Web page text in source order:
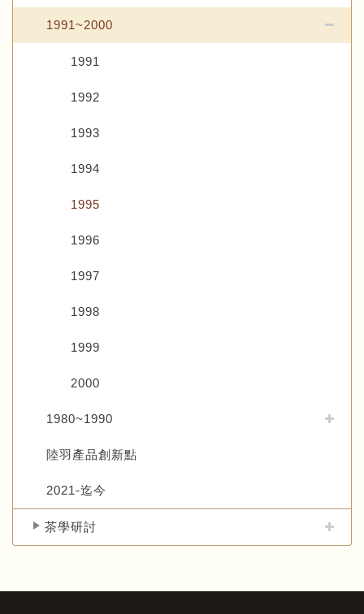
1991~2000
1991
1992
1993
1994
1995
1996
1997
1998
1999
2000
1980~1990
陸羽產品創新點
2021-迄今
茶學研討